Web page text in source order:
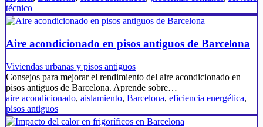
técnico
Aire acondicionado en pisos antiguos de Barcelona
Viviendas urbanas y pisos antiguos
Consejos para mejorar el rendimiento del aire acondicionado en
pisos antiguos de Barcelona. Aprende sobre…
aire acondicionado, aislamiento, Barcelona, eficiencia energética,
pisos antiguos